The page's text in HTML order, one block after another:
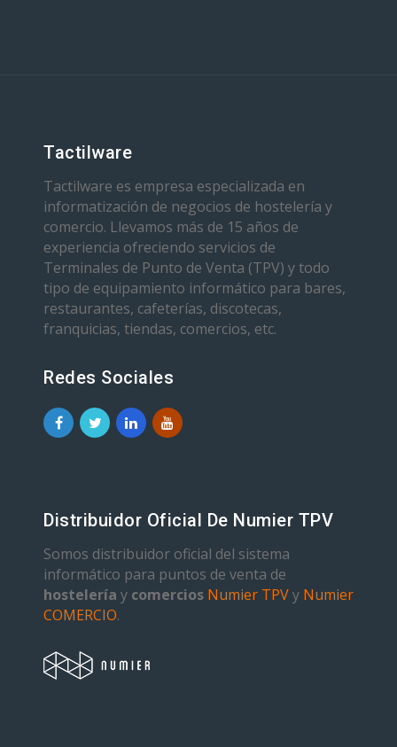
Tactilware
Tactilware es empresa especializada en
informatización de negocios de hostelería y
comercio. Llevamos más de 15 años de
experiencia ofreciendo servicios de
Terminales de Punto de Venta (TPV) y todo
tipo de equipamiento informático para bares,
restaurantes, cafeterías, discotecas,
franquicias, tiendas, comercios, etc.
Redes Sociales
Distribuidor Oficial De Numier TPV
Somos distribuidor oficial del sistema
informático para puntos de venta de
hostelería y comercios Numier TPVy Numier
COMERCIO.